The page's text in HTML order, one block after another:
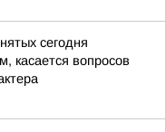
сегодня
касается вопросов